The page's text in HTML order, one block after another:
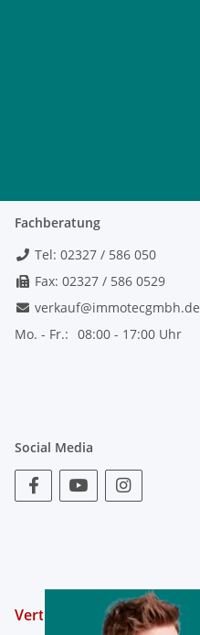
Fachberatung
Tel: 02327 / 586 050
Fax: 02327 / 586 0529
verkauf@immotecgmbh.de
Mo. - Fr.: 08:00 - 17:00 Uhr
Social Media
Vertrag widerrufen